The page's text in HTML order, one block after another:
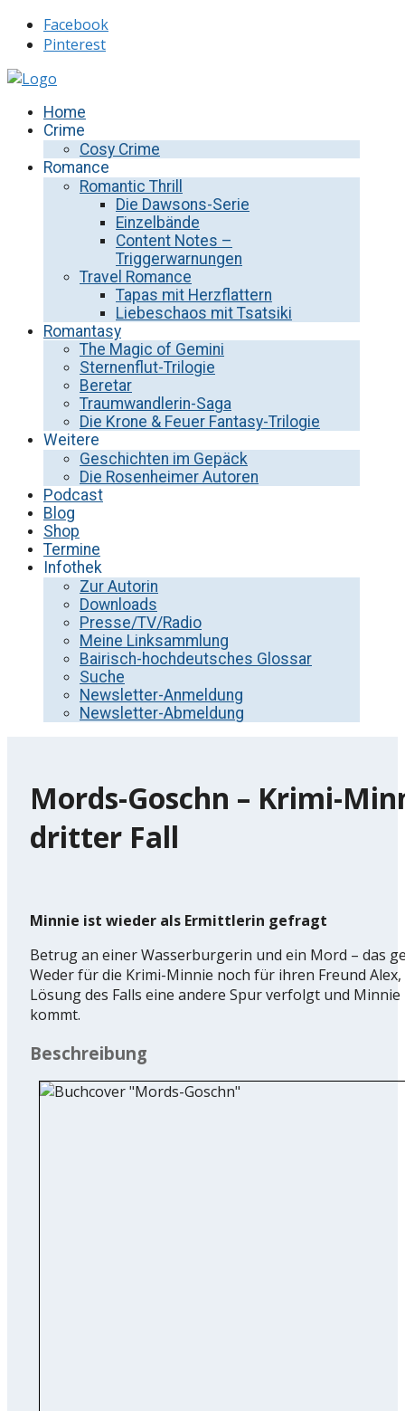
Facebook
Pinterest
Home
Crime
Cosy Crime
Romance
Romantic Thrill
Die Dawsons-Serie
Einzelbände
Content Notes –
Triggerwarnungen
Travel Romance
Tapas mit Herzflattern
Liebeschaos mit Tsatsiki
Romantasy
The Magic of Gemini
Sternenflut-Trilogie
Beretar
Traumwandlerin-Saga
Die Krone & Feuer Fantasy-Trilogie
Weitere
Geschichten im Gepäck
Die Rosenheimer Autoren
Podcast
Blog
Shop
Termine
Infothek
Zur Autorin
Downloads
Presse/TV/Radio
Meine Linksammlung
Bairisch-hochdeutsches Glossar
Suche
Newsletter-Anmeldung
Newsletter-Abmeldung
Mords-Goschn – Krimi-
dritter Fall
Minnie ist wieder als Ermittlerin gefragt
Betrug an einer Wasserburgerin und ein Mord – das
Weder für die Krimi-Minnie noch für ihren Freund
Lösung des Falls eine andere Spur verfolgt und Minnie
kommt.
Beschreibung